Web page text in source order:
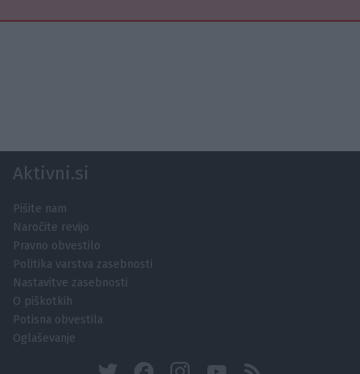
Aktivni.si
Pišite nam
Naročite revijo
Pravno obvestilo
Politika varstva zasebnosti
Nastavitve zasebnosti
O piškotkih
Potisna obvestila
Oglaševanje